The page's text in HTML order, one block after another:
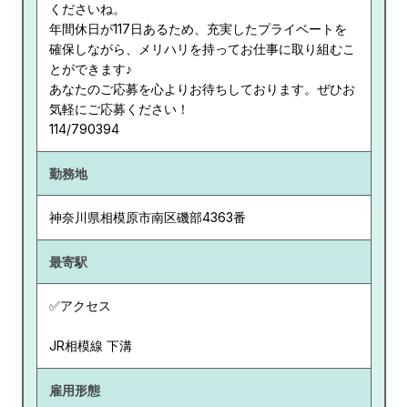
くださいね。
年間休日が117日あるため、充実したプライベートを
確保しながら、メリハリを持ってお仕事に取り組むこ
とができます♪
あなたのご応募を心よりお待ちしております。ぜひお
気軽にご応募ください！
114/790394
勤務地
神奈川県相模原市南区磯部4363番
最寄駅
✅アクセス
JR相模線 下溝
雇用形態